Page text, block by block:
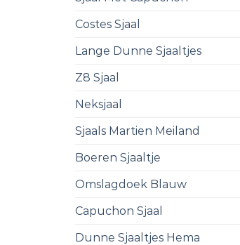
Costes Sjaal
Lange Dunne Sjaaltjes
Z8 Sjaal
Neksjaal
Sjaals Martien Meiland
Boeren Sjaaltje
Omslagdoek Blauw
Capuchon Sjaal
Dunne Sjaaltjes Hema